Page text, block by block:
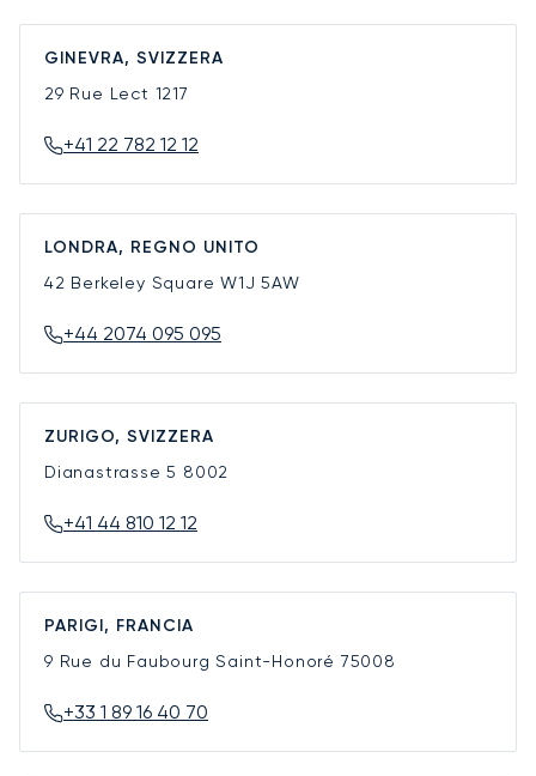
GINEVRA, SVIZZERA
29 Rue Lect 1217
+41 22 782 12 12
LONDRA, REGNO UNITO
42 Berkeley SquareW1J 5AW
+44 2074 095 095
ZURIGO, SVIZZERA
Dianastrasse 5 8002
+41 44 810 12 12
PARIGI, FRANCIA
9 Rue du Faubourg Saint-Honoré 75008
+33 1 89 16 40 70